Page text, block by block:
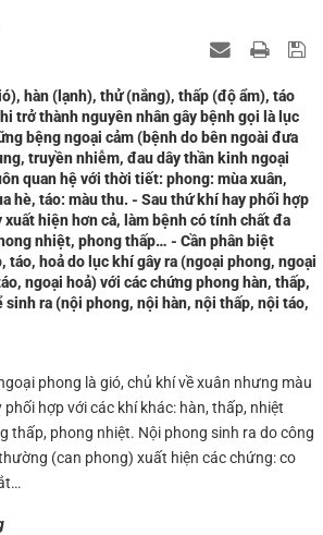
hàn (lạnh), thử (nắng), thấp (độ ẩm), táo
trở thành nguyên nhân gây bệnh gọi là lục
bệng ngoại cảm (bệnh do bên ngoài đưa
truyền nhiễm, đau dây thần kinh ngoại
quan hệ với thời tiết: phong: mùa xuân,
hè, táo: màu thu. - Sau thứ khí hay phối hợp
xuất hiện hơn cả, làm bệnh có tính chất đa
nhiệt, phong thấp… - Cần phân biệt
táo, hoả do lục khí gây ra (ngoại phong, ngoại
ngoại hoả) với các chứng phong hàn, thấp,
sinh ra (nội phong, nội hàn, nội thấp, nội táo,
phong là gió, chủ khí về xuân nhưng màu
hợp với các khí khác: hàn, thấp, nhiệt
thấp, phong nhiệt. Nội phong sinh ra do công
(can phong) xuất hiện các chứng: co